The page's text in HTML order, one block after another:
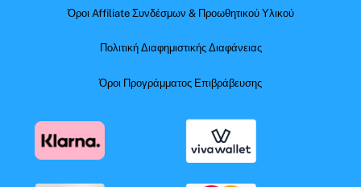
Όροι Affiliate Συνδέσμων & Προωθητικού Υλικού
Πολιτική Διαφημιστικής Διαφάνειας
Όροι Προγράμματος Επιβράβευσης